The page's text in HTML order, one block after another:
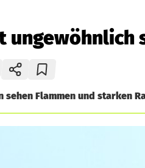
ungewöhnlich
sehen Flammen und starken